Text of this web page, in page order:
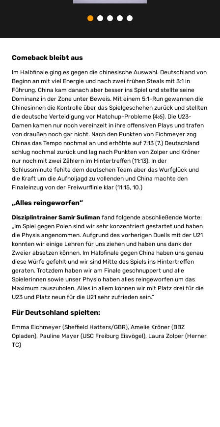
Comeback bleibt aus
Im Halbfinale ging es gegen die chinesische Auswahl. Deutschland von
Beginn an mit viel Energie und nach zwei frühen Steals mit 3:1 in
Führung. China kam danach aber besser ins Spiel und stellte seine
Dominanz in der Zone unter Beweis. Mit einem 5:1-Run gewannen die
Chinesinnen die Kontrolle über das Spielgeschehen zurück und stellten
die deutsche Verteidigung vor Matchup-Probleme (4:6). Die U23-
Damen kamen nur noch vereinzelt in ihre offensiven Plays und trafen
von draußen noch gar nicht. Nach den Punkten von Eichmeyer zog
Chinas das Tempo nochmal an und erhöhte auf 7:13 (7.) Deutschland
schlug nochmal zurück und lag nach Punkten von Zolper und Kröner
nur noch mit zwei Zählern im Hintertreffen (11:13). In der
Schlussminute fehlte dem deutschen Team aber das Wurfglück und
die Kraft um die Aufholjagd zu vollenden und China machte den
Finaleinzug von der Freiwurflinie klar (11:15, 10.)
„Alles reingeworfen“
Disziplintrainer Samir Suliman fand folgende abschließende Worte:
„Im Spiel gegen Polen sind wir sehr konzentriert gestartet und haben
die Physis angenommen. Aufgrund des vorherigen Duells mit der U21
konnten wir einige Lehren für uns ziehen und haben uns dank der
Zweier absetzen können. Im Halbfinale gegen China haben uns genau
diese Würfe gefehlt und wir sind Mitte des Spiels ins Hintertreffen
geraten. Trotzdem haben wir am Finale geschnuppert und alle
Spielerinnen sowie unser Physio haben alles reingeworfen um das
Maximum rauszuholen. Alles in allem können wir mit Platz drei für die
U23 und Platz neun für die U21 sehr zufrieden sein.“
Für Deutschland spielten:
Emma Eichmeyer (Sheffield Hatters/GBR), Amelie Kröner (BBZ
Opladen), Pauline Mayer (USC Freiburg Eisvögel), Laura Zolper (Herner
TC)